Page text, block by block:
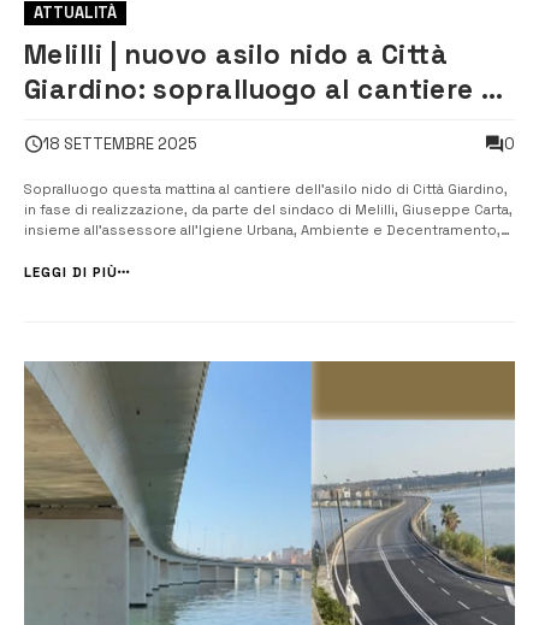
ATTUALITÀ
Melilli | nuovo asilo nido a Città
Giardino: sopralluogo al cantiere di
vice responsabile Utc
18 SETTEMBRE 2025 0
Sopralluogo questa mattina al cantiere dell’asilo nido di Città Giardino,
in fase di realizzazione, da parte del sindaco di Melilli, Giuseppe Carta,
insieme all’assessore all’Igiene Urbana, Ambiente e Decentramento,
Giuseppe Amato. E’ stato verificato il buon avanzament...
LEGGI DI PIÙ